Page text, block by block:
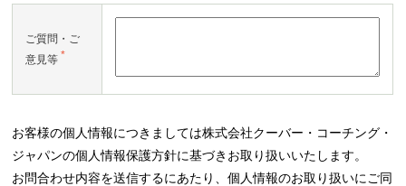
ご質問・ご
意見等 *
お客様の個人情報につきましては株式会社クーバー・コーチング・
ジャパンの個人情報保護方針に基づきお取り扱いいたします。
お問合わせ内容を送信するにあたり、個人情報のお取り扱いにご同